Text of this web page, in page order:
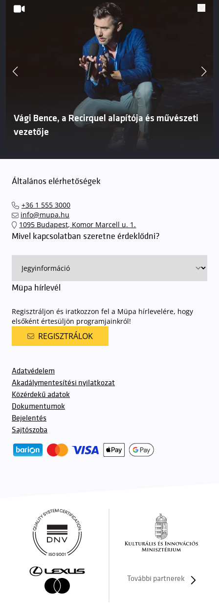
Vági Bence, a Recirquel alapítója és művészeti
vezetője
Általános elérhetőségek
+36 1 555 3000
info@mupa.hu
1095 Budapest, Komor Marcell u. 1.
Mivel kapcsolatban szeretne érdeklődni?
Müpa hírlevél
Regisztráljon és iratkozzon fel a Müpa hírlevelére, hogy
elsőként értesüljön programjainkról!
REGISZTRÁLOK
Adatvédelem
Akadálymentesítési nyilatkozat
Közérdekű adatok
Dokumentumok
Bejelentés
Sajtószoba
További partnerek